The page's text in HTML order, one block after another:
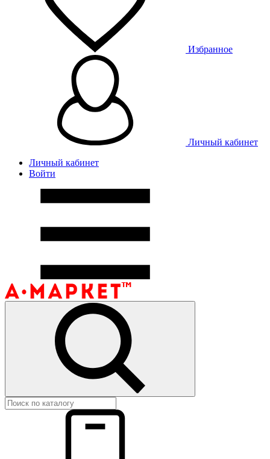
Избранное
Личный кабинет
Личный кабинет
Войти